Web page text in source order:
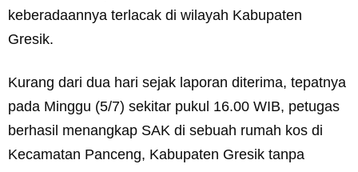
keberadaannya terlacak di wilayah Kabupaten
Gresik.
Kurang dari dua hari sejak laporan diterima, tepatnya
pada Minggu (5/7) sekitar pukul 16.00 WIB, petugas
berhasil menangkap SAK di sebuah rumah kos di
Kecamatan Panceng, Kabupaten Gresik tanpa